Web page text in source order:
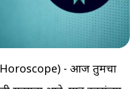
- आज तुमचा